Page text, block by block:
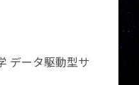
データ駆動型サ